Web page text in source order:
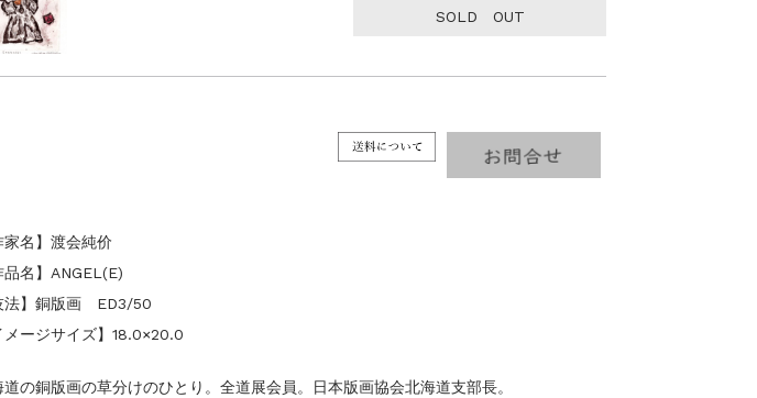
SOLD OUT
家名】渡会純价
品名】ANGEL(E)
法】銅版画 ED3/50
メージサイズ】18.0×20.0
道の銅版画の草分けのひとり。全道展会員。日本版画協会北海道支部長。